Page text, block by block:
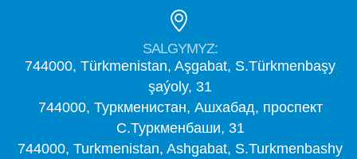
SALGYMYZ:
744000, Türkmenistan, Aşgabat, S.Türkmenbaşy
şaýoly, 31
744000, Туркменистан, Ашхабад, проспект
С.Туркменбаши, 31
744000, Turkmenistan, Ashgabat, S.Turkmenbashy